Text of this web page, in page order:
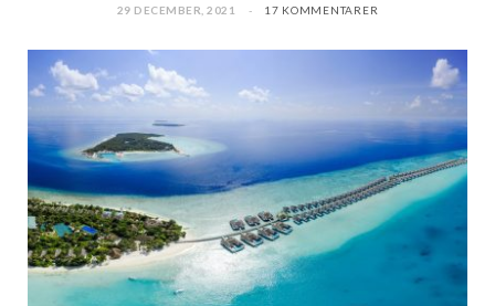
29 DECEMBER, 2021 17 KOMMENTARER